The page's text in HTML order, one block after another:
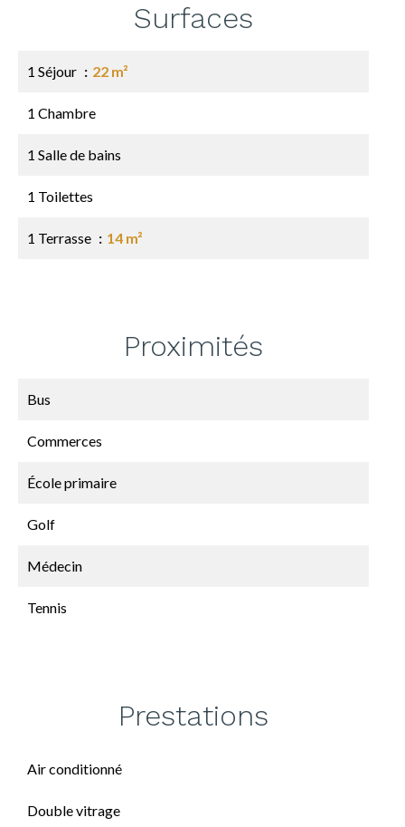
Surfaces
1 Séjour 22 m²
1 Chambre
1 Salle de bains
1 Toilettes
1 Terrasse 14 m²
Proximités
Bus
Commerces
École primaire
Golf
Médecin
Tennis
Prestations
Air conditionné
Double vitrage